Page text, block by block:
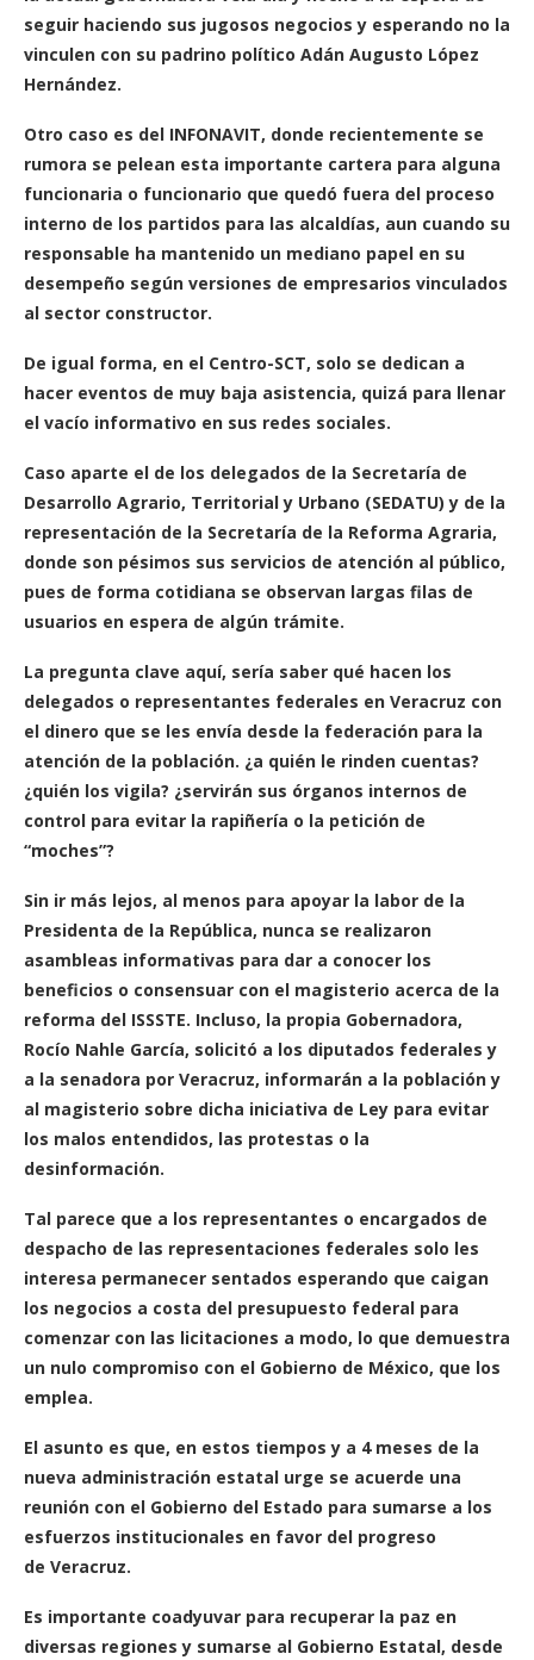
seguir haciendo sus jugosos negocios y esperando no la
vinculen con su padrino político Adán Augusto López
Hernández.
Otro caso es del INFONAVIT, donde recientemente se
rumora se pelean esta importante cartera para alguna
funcionaria o funcionario que quedó fuera del proceso
interno de los partidos para las alcaldías, aun cuando su
responsable ha mantenido un mediano papel en su
desempeño según versiones de empresarios vinculados
al sector constructor.
De igual forma, en el Centro-SCT, solo se dedican a
hacer eventos de muy baja asistencia, quizá para llenar
el vacío informativo en sus redes sociales.
Caso aparte el de los delegados de la Secretaría de
Desarrollo Agrario, Territorial y Urbano (SEDATU) y de la
representación de la Secretaría de la Reforma Agraria,
donde son pésimos sus servicios de atención al público,
pues de forma cotidiana se observan largas filas de
usuarios en espera de algún trámite.
La pregunta clave aquí, sería saber qué hacen los
delegados o representantes federales en Veracruz con
el dinero que se les envía desde la federación para la
atención de la población. ¿a quién le rinden cuentas?
¿quién los vigila? ¿servirán sus órganos internos de
control para evitar la rapiñería o la petición de
“moches”?
Sin ir más lejos, al menos para apoyar la labor de la
Presidenta de la República, nunca se realizaron
asambleas informativas para dar a conocer los
beneficios o consensuar con el magisterio acerca de la
reforma del ISSSTE. Incluso, la propia Gobernadora,
Rocío Nahle García, solicitó a los diputados federales y
a la senadora por Veracruz, informarán a la población y
al magisterio sobre dicha iniciativa de Ley para evitar
los malos entendidos, las protestas o la
desinformación.
Tal parece que a los representantes o encargados de
despacho de las representaciones federales solo les
interesa permanecer sentados esperando que caigan
los negocios a costa del presupuesto federal para
comenzar con las licitaciones a modo, lo que demuestra
un nulo compromiso con el Gobierno de México, que los
emplea.
El asunto es que, en estos tiempos y a 4 meses de la
nueva administración estatal urge se acuerde una
reunión con el Gobierno del Estado para sumarse a los
esfuerzos institucionales en favor del progreso
de Veracruz.
Es importante coadyuvar para recuperar la paz en
diversas regiones y sumarse al Gobierno Estatal, desde